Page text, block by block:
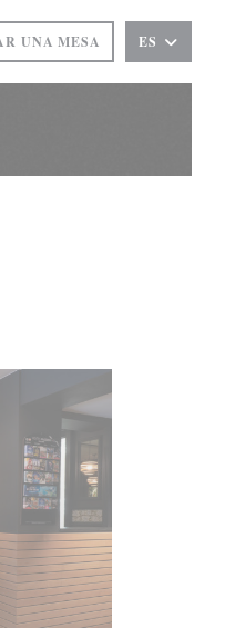
UNA MESA ES